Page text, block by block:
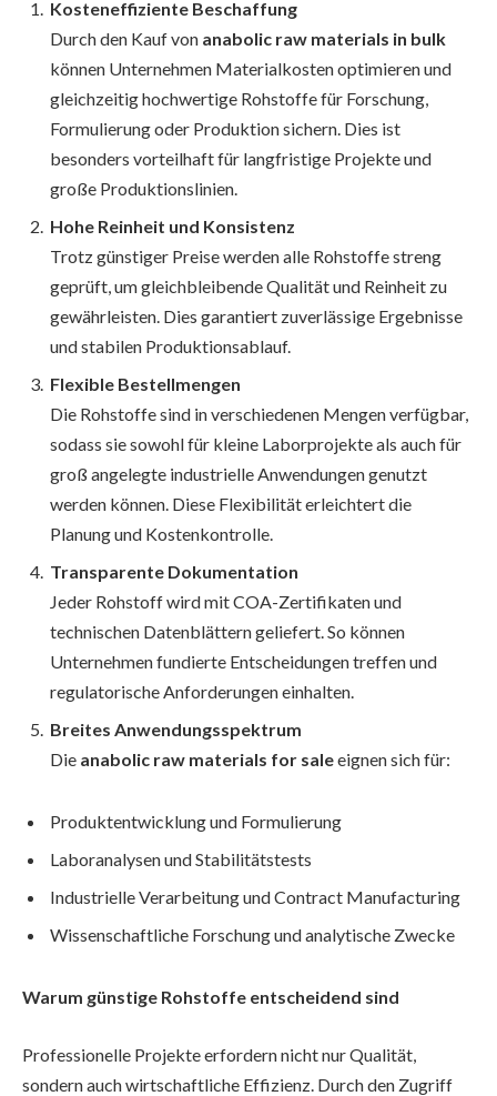
Kosteneffiziente Beschaffung
Durch den Kauf von anabolic raw materials in bulk
können Unternehmen Materialkosten optimieren und
gleichzeitig hochwertige Rohstoffe für Forschung,
Formulierung oder Produktion sichern. Dies ist
besonders vorteilhaft für langfristige Projekte und
große Produktionslinien.
Hohe Reinheit und Konsistenz
Trotz günstiger Preise werden alle Rohstoffe streng
geprüft, um gleichbleibende Qualität und Reinheit zu
gewährleisten. Dies garantiert zuverlässige Ergebnisse
und stabilen Produktionsablauf.
Flexible Bestellmengen
Die Rohstoffe sind in verschiedenen Mengen verfügbar,
sodass sie sowohl für kleine Laborprojekte als auch für
groß angelegte industrielle Anwendungen genutzt
werden können. Diese Flexibilität erleichtert die
Planung und Kostenkontrolle.
Transparente Dokumentation
Jeder Rohstoff wird mit COA-Zertifikaten und
technischen Datenblättern geliefert. So können
Unternehmen fundierte Entscheidungen treffen und
regulatorische Anforderungen einhalten.
Breites Anwendungsspektrum
Die anabolic raw materials for saleeignen sich für:
Produktentwicklung und Formulierung
Laboranalysen und Stabilitätstests
Industrielle Verarbeitung und Contract Manufacturing
Wissenschaftliche Forschung und analytische Zwecke
Warum günstige Rohstoffe entscheidend sind
Professionelle Projekte erfordern nicht nur Qualität,
sondern auch wirtschaftliche Effizienz. Durch den Zugriff